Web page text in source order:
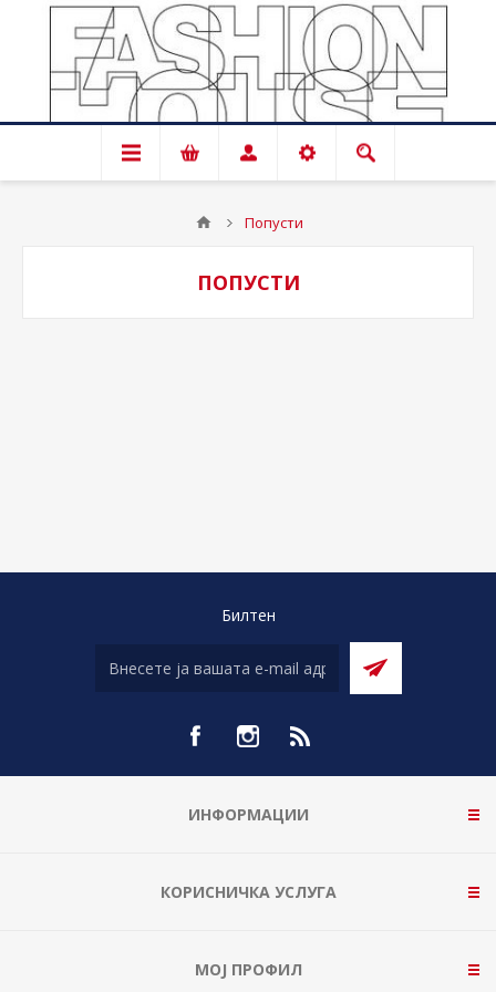
Попусти
ПОПУСТИ
Билтен
ИНФОРМАЦИИ
КОРИСНИЧКА УСЛУГА
МОЈ ПРОФИЛ